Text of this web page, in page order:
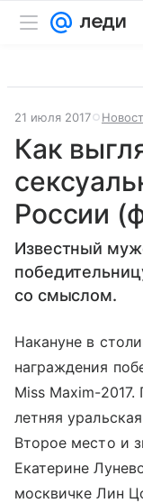
21 июля 2017
Как
России
Известный
со смыслом.
Накануне в
награждения
Miss Maxim-
летняя
Второе место и
Екатерине
москвичке Лин